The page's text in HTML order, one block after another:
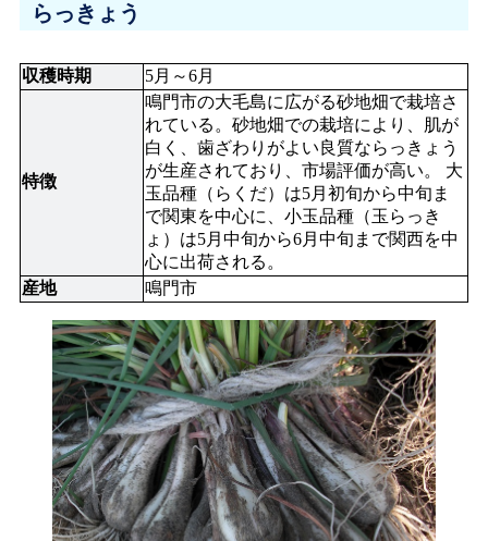
らっきょう
収穫時期 5月～6月
特徴
鳴門市の大毛島に広がる砂地畑で栽培さ
れている。砂地畑での栽培により、肌が
白く、歯ざわりがよい良質ならっきょう
が生産されており、市場評価が高い。 大
玉品種（らくだ）は5月初旬から中旬ま
で関東を中心に、小玉品種（玉らっき
ょ）は5月中旬から6月中旬まで関西を中
心に出荷される。
産地
鳴門市